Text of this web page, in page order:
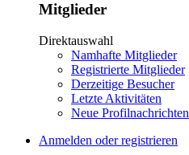
Mitglieder
Direktauswahl
Namhafte Mitglieder
Registrierte Mitglieder
Derzeitige Besucher
Letzte Aktivitäten
Neue Profilnachrichten
Anmelden oder registrieren